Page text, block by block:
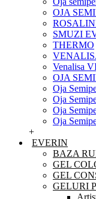
OJA
SMUZI
THERMO
Venalisa
OJA
Oja
Oja
Oja
Oja
+
EVERIN
BAZA
GEL
GEL
GELURI